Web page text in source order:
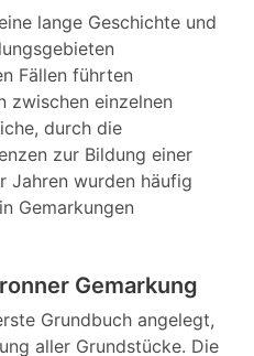
lange Geschichte und
Fällen führten
zwischen einzelnen
durch die
zur Bildung einer
Jahren wurden häufig
Gemarkungen
Gemarkung
Grundbuch angelegt,
aller Grundstücke. Die